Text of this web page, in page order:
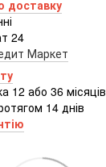
доставку
24
Маркет
12 або 36 місяців
14 днів
ю